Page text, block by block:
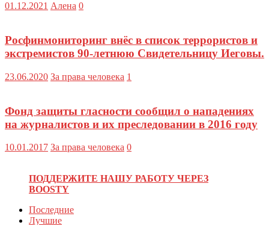
01.12.2021 Алена 0
Росфинмониторинг внёс в список террористов и
экстремистов 90-летнюю Свидетельницу Иеговы.
23.06.2020 За права человека 1
Фонд защиты гласности сообщил о нападениях
на журналистов и их преследовании в 2016 году
10.01.2017 За права человека 0
ПОДДЕРЖИТЕ НАШУ РАБОТУ ЧЕРЕЗ
BOOSTY
Последние
Лучшие